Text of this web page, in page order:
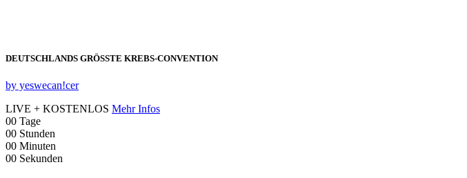
DEUTSCHLANDS GRÖSSTE KREBS‑CONVENTION
by yeswecan!cer
LIVE + KOSTENLOS Mehr Infos
00 Tage
00 Stunden
00 Minuten
00 Sekunden